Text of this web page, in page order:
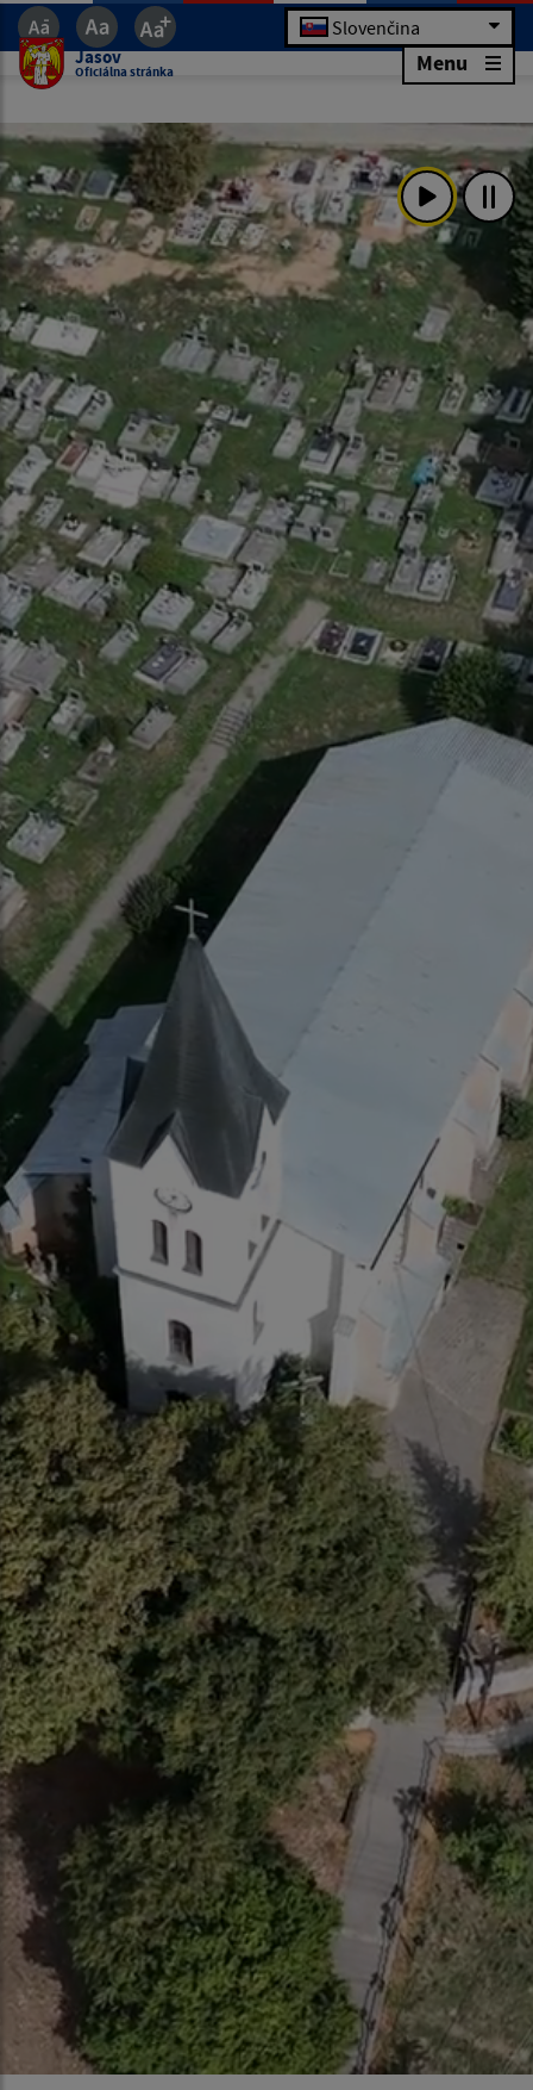
Slovenčina
Jasov
Oficiálna stránka Menu